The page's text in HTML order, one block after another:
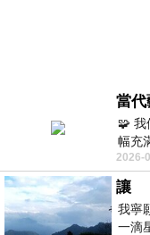
🧩
幅充
字、
2026-
讓
我寧
一滴